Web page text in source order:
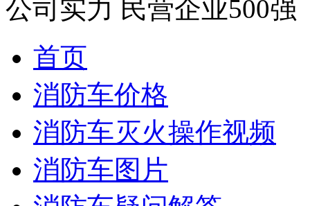
公司实力 民营企业500强
首页
消防车价格
消防车灭火操作视频
消防车图片